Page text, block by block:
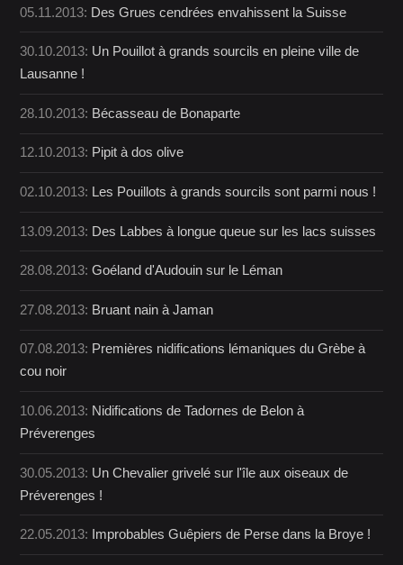
05.11.2013: Des Grues cendrées envahissent la Suisse
30.10.2013: Un Pouillot à grands sourcils en pleine ville de
Lausanne !
28.10.2013: Bécasseau de Bonaparte
12.10.2013: Pipit à dos olive
02.10.2013: Les Pouillots à grands sourcils sont parmi nous !
13.09.2013: Des Labbes à longue queue sur les lacs suisses
28.08.2013:Goéland d'Audouin sur le Léman
27.08.2013: Bruant nain à Jaman
07.08.2013: Premières nidifications lémaniques du Grèbe à
cou noir
10.06.2013: Nidifications de Tadornes de Belon à
Préverenges
30.05.2013: Un Chevalier grivelé sur l'île aux oiseaux de
Préverenges !
22.05.2013: Improbables Guêpiers de Perse dans la Broye !